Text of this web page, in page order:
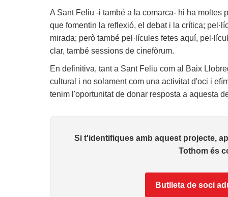
A Sant Feliu -i també a la comarca- hi ha moltes
que fomentin la reflexió, el debat i la crítica;
mirada; però també pel·lícules fetes aquí,
clar, també sessions de cinefòrum.
En definitiva, tant a Sant Feliu com al Baix
cultural i no solament com una activitat d'oci i
tenim l'oportunitat de donar resposta a aquesta
Si t'identifiques amb aquest projecte,
Tothom és
Butlleta de soci